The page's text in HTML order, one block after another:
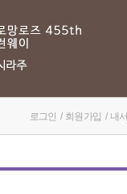
로그인 / 회원가입 / 내